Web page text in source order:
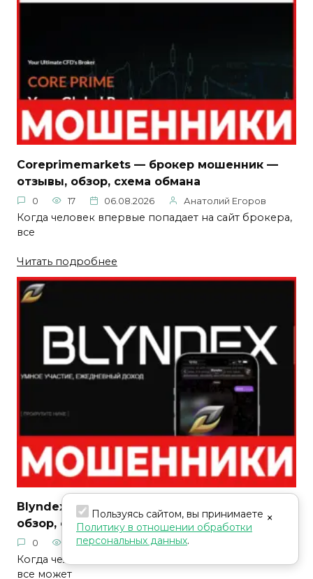
Coreprimemarkets — брокер мошенник —
отзывы, обзор, схема обмана
0 17 06.08.2026 Анатолий Егоров
Когда человек впервые попадает на сайт брокера,
все
Читать подробнее
Blyndex — брокер мошенник — отзывы,
обзор, схема обмана
0 20 06.08.2026 Анатолий Егоров
Когда человек впервые видит брокера Blyndex,
все может
×
Пользуясь сайтом, вы принимаете
Политику в отношении обработки
персональных данных.